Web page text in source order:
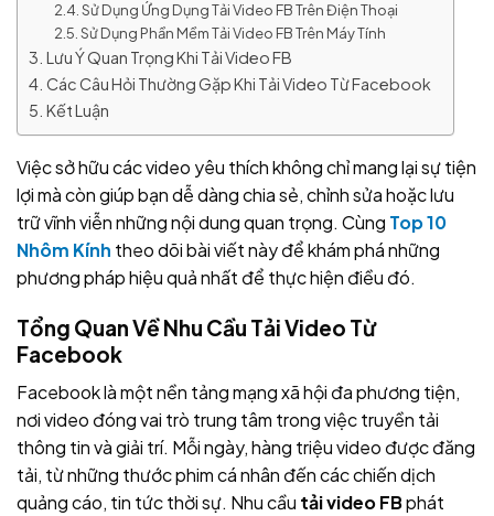
Sử Dụng Ứng Dụng Tải Video FB Trên Điện Thoại
Sử Dụng Phần Mềm Tải Video FB Trên Máy Tính
Lưu Ý Quan Trọng Khi Tải Video FB
Các Câu Hỏi Thường Gặp Khi Tải Video Từ Facebook
Kết Luận
Việc sở hữu các video yêu thích không chỉ mang lại sự tiện
lợi mà còn giúp bạn dễ dàng chia sẻ, chỉnh sửa hoặc lưu
trữ vĩnh viễn những nội dung quan trọng. Cùng Top 10
Nhôm Kính theo dõi bài viết này để khám phá những
phương pháp hiệu quả nhất để thực hiện điều đó.
Tổng Quan Về Nhu Cầu Tải Video Từ
Facebook
Facebook là một nền tảng mạng xã hội đa phương tiện,
nơi video đóng vai trò trung tâm trong việc truyền tải
thông tin và giải trí. Mỗi ngày, hàng triệu video được đăng
tải, từ những thước phim cá nhân đến các chiến dịch
quảng cáo, tin tức thời sự. Nhu cầu tải video FBphát